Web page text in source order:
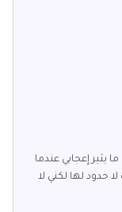
إعجابي عندما
حدود لها لكني لا